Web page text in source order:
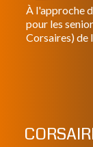
À l'approche
pour les
Corsaires) de